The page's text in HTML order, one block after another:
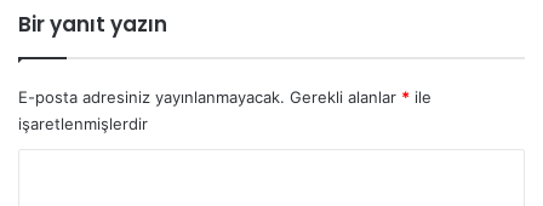
Bir yanıt yazın
E-posta adresiniz yayınlanmayacak. Gerekli alanlar * ile
işaretlenmişlerdir